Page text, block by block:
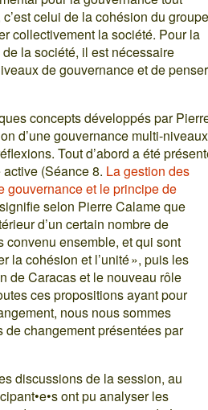
celui de la cohésion du groupe
collectivement la société. Pour la
la société, il est nécessaire
de gouvernance et de penser
concepts développés par
d’une gouvernance multi-niveaux
Tout d’abord a été
(Séance 8. La gestion des
gouvernance et le principe de
selon Pierre Calame que
d’un certain nombre de
convenu ensemble, et qui sont
la cohésion et l’unité », puis les
de Caracas et le nouveau rôle
ces propositions ayant pour
nous nous sommes
changement présentées par
discussions de la session, au
ont pu analyser les